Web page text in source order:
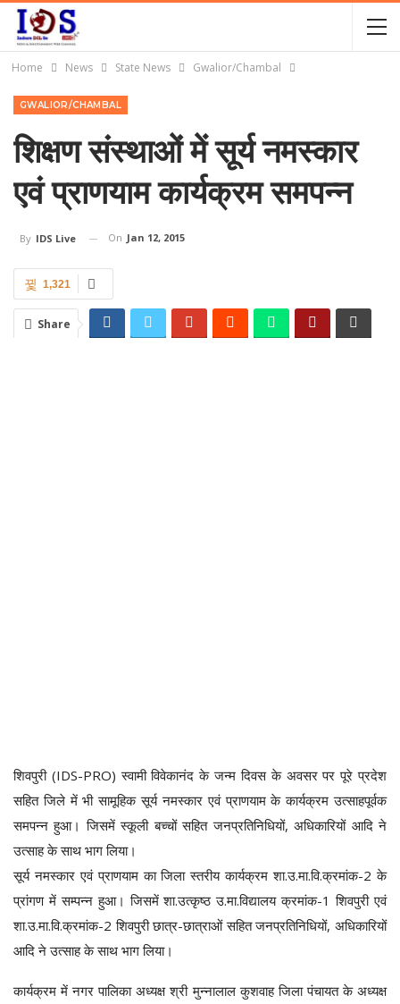
Home News State News Gwalior/Chambal
GWALIOR/CHAMBAL
शिक्षण संस्थाओं में सूर्य नमस्कार
एवं प्राणयाम कार्यक्रम समपन्न
By IDS Live On Jan 12, 2015
1,321
Share
शिवपुरी (IDS-PRO) स्वामी विवेकानंद के जन्म दिवस के अवसर पर पूरे प्रदेश
सहित जिले में भी सामूहिक सूर्य नमस्कार एवं प्राणयाम के कार्यक्रम उत्साहपूर्वक
समपन्न हुआ। जिसमें स्कूली बच्चों सहित जनप्रतिनिधियों, अधिकारियों आदि ने
उत्साह के साथ भाग लिया।
सूर्य नमस्कार एवं प्राणयाम का जिला स्तरीय कार्यक्रम शा.उ.मा.वि.क्रमांक-2 के
प्रांगण में सम्पन्न हुआ। जिसमें शा.उत्कृष्ठ उ.मा.विद्यालय क्रमांक-1 शिवपुरी एवं
शा.उ.मा.वि.क्रमांक-2 शिवपुरी छात्र-छात्राओं सहित जनप्रतिनिधियों, अधिकारियों
आदि ने उत्साह के साथ भाग लिया।
कार्यक्रम में नगर पालिका अध्यक्ष श्री मुन्नालाल कुशवाह जिला पंचायत के अध्यक्ष